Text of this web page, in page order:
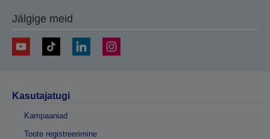
Jälgige meid
Kasutajatugi
Kampaaniad
Toote registreerimine